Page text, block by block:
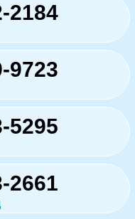
2184
9723
5295
2661